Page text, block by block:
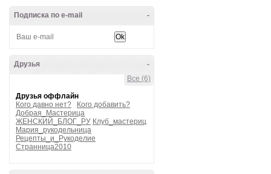
-
Подписка по e-mail
-
Друзья
Все (6)
Друзья оффлайн
Кого давно нет?
Кого добавить?
Добрая_Мастерица
ЖЕНСКИЙ_БЛОГ_РУ Клуб_мастериц
Мария_рукодельница
Рецепты_и_Рукоделие
Странница2010